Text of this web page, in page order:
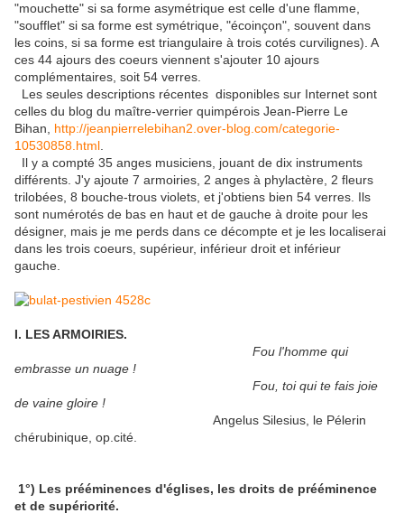
"mouchette" si sa forme asymétrique est celle d'une flamme,
"soufflet" si sa forme est symétrique, "écoinçon", souvent dans
les coins, si sa forme est triangulaire à trois cotés curvilignes). A
ces 44 ajours des coeurs viennent s'ajouter 10 ajours
complémentaires, soit 54 verres.
Les seules descriptions récentes disponibles sur Internet sont
celles du blog du maître-verrier quimpérois Jean-Pierre Le
Bihan, http://jeanpierrelebihan2.over-blog.com/categorie-
10530858.html
Il y a compté 35 anges musiciens, jouant de dix instruments
différents. J'y ajoute 7 armoiries, 2 anges à phylactère, 2 fleurs
trilobées, 8 bouche-trous violets, et j'obtiens bien 54 verres. Ils
sont numérotés de bas en haut et de gauche à droite pour les
désigner, mais je me perds dans ce décompte et je les localiserai
dans les trois coeurs, supérieur, inférieur droit et inférieur
gauche.
I. LES ARMOIRIES.
Fou l'homme qui
embrasse un nuage !
Fou, toi qui te fais joie
de vaine gloire !
Angelus Silesius, le Pélerin
chérubinique, op.cité.
1°) Les prééminences d'églises, les droits de prééminence
et de supériorité.